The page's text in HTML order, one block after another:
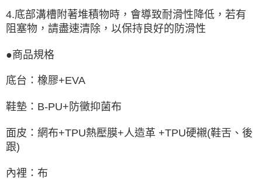
4.底部溝槽附著堆積物時，會導致耐滑性降低，若有
阻塞物，請盡速清除，以保持良好的防滑性
●商品規格
底台：橡膠+EVA
鞋墊：B-PU+防黴抑菌布
面皮：網布+TPU熱壓膜+人造革 +TPU硬襯(鞋舌、後
跟)
內裡：布